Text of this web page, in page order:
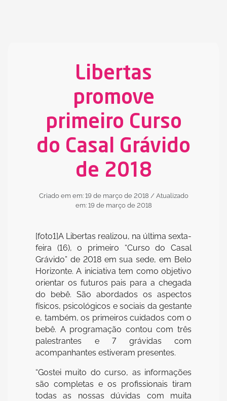
Libertas
promove
primeiro Curso
do Casal Grávido
de 2018
Criado em em: 19 de março de 2018 / Atualizado
em: 19 de março de 2018
[foto1]A Libertas realizou, na última sexta-
feira (16), o primeiro “Curso do Casal
Grávido” de 2018 em sua sede, em Belo
Horizonte. A iniciativa tem como objetivo
orientar os futuros pais para a chegada
do bebê. São abordados os aspectos
físicos, psicológicos e sociais da gestante
e, também, os primeiros cuidados com o
bebê. A programação contou com três
palestrantes e 7 grávidas com
acompanhantes estiveram presentes.
“Gostei muito do curso, as informações
são completas e os profissionais tiram
todas as nossas dúvidas com muita